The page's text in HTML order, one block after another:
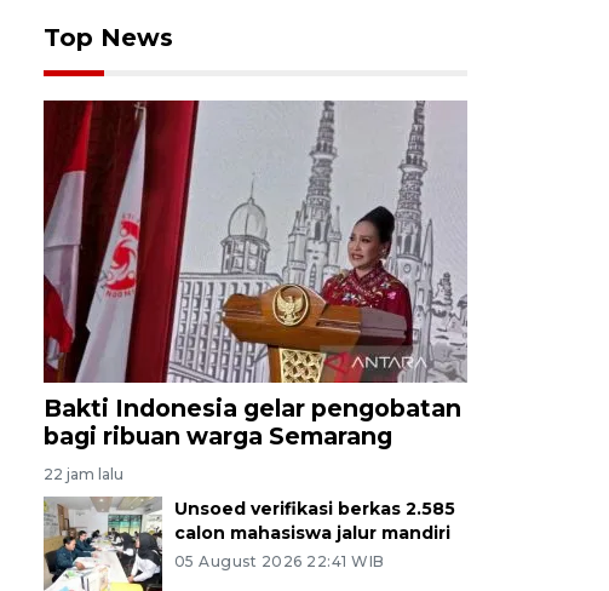
Top News
Bakti Indonesia gelar pengobatan
bagi ribuan warga Semarang
22 jam lalu
Unsoed verifikasi berkas 2.585
calon mahasiswa jalur mandiri
05 August 2026 22:41 WIB